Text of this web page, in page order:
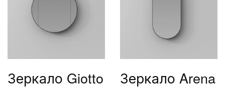
Зеркало Giotto Зеркало Arena